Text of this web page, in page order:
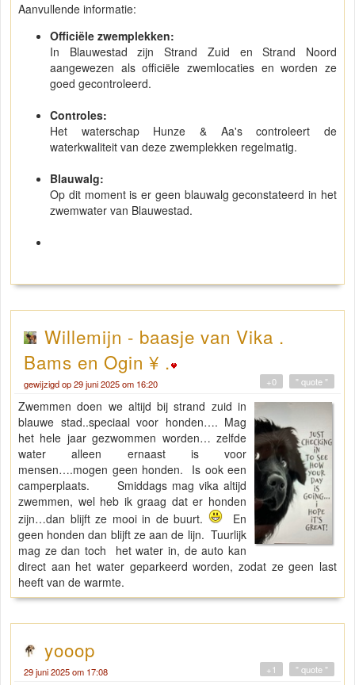
Aanvullende informatie:
Officiële zwemplekken:
In Blauwestad zijn Strand Zuid en Strand Noord
aangewezen als officiële zwemlocaties en worden ze
goed gecontroleerd.
Controles:
Het waterschap Hunze & Aa's controleert de
waterkwaliteit van deze zwemplekken regelmatig.
Blauwalg:
Op dit moment is er geen blauwalg geconstateerd in het
zwemwater van Blauwestad.
Willemijn - baasje van Vika .
Bams en Ogin ¥ .
gewijzigd op 29 juni 2025 om 16:20 " quote "
+0
Zwemmen doen we altijd bij strand zuid in
blauwe stad..speciaal voor honden…. Mag
het hele jaar gezwommen worden… zelfde
water alleen ernaast is voor
mensen….mogen geen honden. Is ook een
camperplaats. Smiddags mag vika altijd
zwemmen, wel heb ik graag dat er honden
zijn…dan blijft ze mooi in de buurt.
En
geen honden dan blijft ze aan de lijn. Tuurlijk
mag ze dan toch het water in, de auto kan
direct aan het water geparkeerd worden, zodat ze geen last
heeft van de warmte.
yooop
29 juni 2025 om 17:08 " quote "
+1